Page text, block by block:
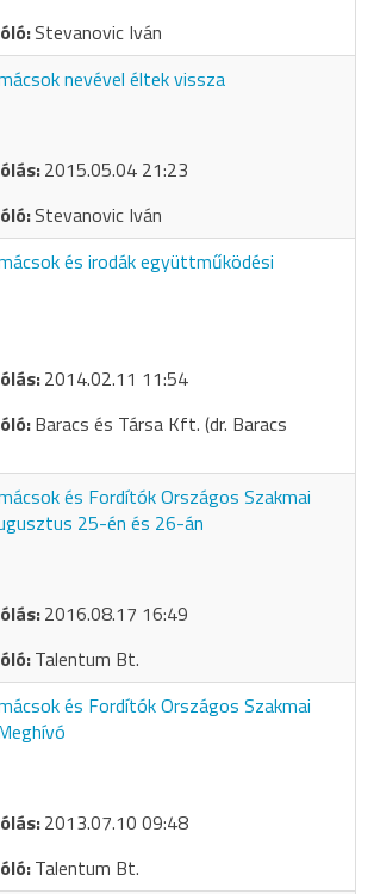
Stevanovic Iván
nevével éltek vissza
2015.05.04 21:23
Stevanovic Iván
és irodák együttműködési
2014.02.11 11:54
Baracs és Társa Kft. (dr. Baracs
és Fordítók Országos Szakmai
25-én és 26-án
2016.08.17 16:49
Talentum Bt.
és Fordítók Országos Szakmai
2013.07.10 09:48
Talentum Bt.